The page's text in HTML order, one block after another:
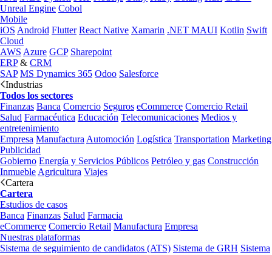
Unreal Engine Cobol
Mobile
iOS Android Flutter React Native Xamarin .NET MAUI Kotlin Swift
Cloud
AWS Azure GCP Sharepoint
ERP& CRM
SAP MS Dynamics 365 Odoo Salesforce
Industrias
Todos los sectores
Finanzas Banca Comercio Seguros eCommerce Comercio Retail
Salud Farmacéutica Educación Telecomunicaciones Medios y
entretenimiento
Empresa Manufactura Automoción Logística Transportation Marketing
Publicidad
Gobierno Energía y Servicios Públicos Petróleo y gas Construcción
Inmueble Agricultura Viajes
Cartera
Cartera
Estudios de casos
Banca Finanzas Salud Farmacia
eCommerce Comercio Retail Manufactura Empresa
Nuestras plataformas
Sistema de seguimiento de candidatos (ATS) Sistema de GRH Sistema